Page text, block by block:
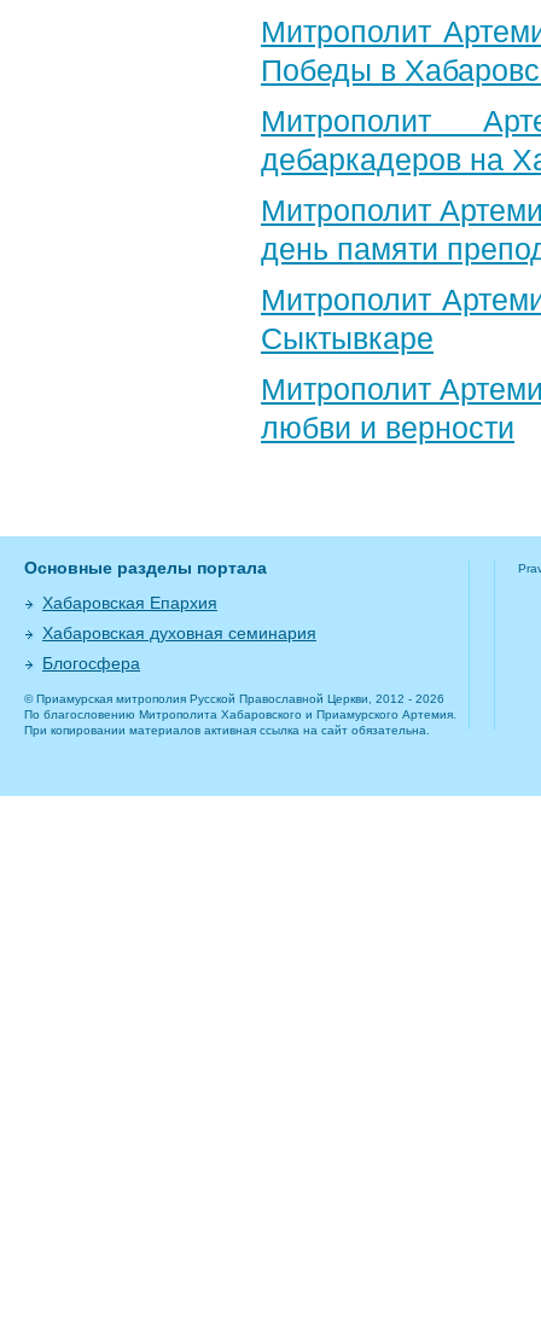
Митрополит
Победы в
Митрополит
дебаркадеров на
Митрополит
день памяти
Митрополит
Сыктывкаре
Митрополит
любви и верности
Основные разделы портала
Хабаровская Епархия
Хабаровская духовная семинария
Блогосфера
© Приамурская митрополия Русской Православной Церкви, 2012 - 2026
По благословению Митрополита Хабаровского и Приамурского Артемия.
При копировании материалов активная ссылка на сайт обязательна.